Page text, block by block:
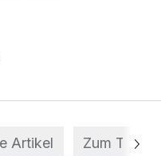
Artikel Zum Thema